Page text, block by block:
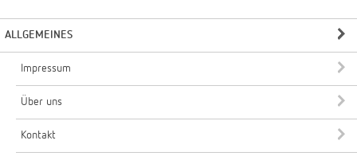
ALLGEMEINES
Impressum
Über uns
Kontakt